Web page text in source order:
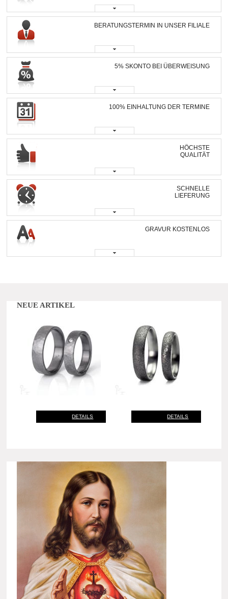
BERATUNGSTERMIN IN UNSER FILIALE
5% SKONTO BEI ÜBERWEISUNG
100% EINHALTUNG DER TERMINE
HÖCHSTE
QUALITÄT
SCHNELLE
LIEFERUNG
GRAVUR KOSTENLOS
NEUE ARTIKEL
DETAILS DETAILS